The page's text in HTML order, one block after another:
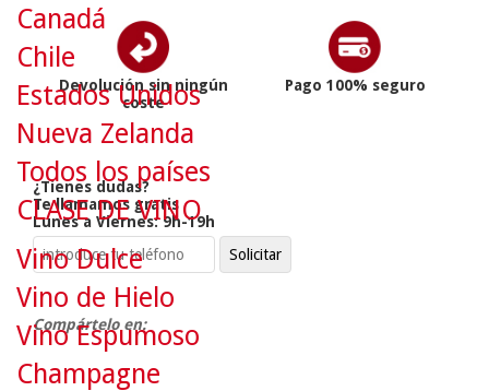
Devolución sin ningún
coste
Pago 100% seguro
¿Tienes dudas?
Te llamamos gratis
Lunes a Viernes: 9h-19h
Compártelo en:
Canadá
Chile
Estados Unidos
Nueva Zelanda
Todos los países
CLASE DE VINO
Vino Dulce
Vino de Hielo
Vino Espumoso
Champagne